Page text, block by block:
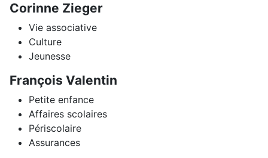
Corinne Zieger
Vie associative
Culture
Jeunesse
François Valentin
Petite enfance
Affaires scolaires
Périscolaire
Assurances